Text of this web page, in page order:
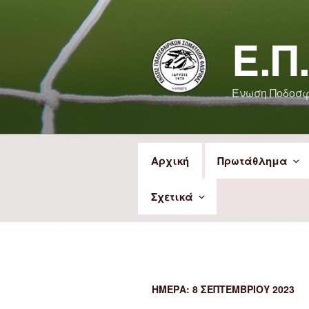
περιεχόμενο
Ένωση
Αρχική Πρωτάθλημα
Σχετικά
ΗΜΈΡΑ: 8 ΣΕΠΤΕΜΒΡΊΟΥ 2023